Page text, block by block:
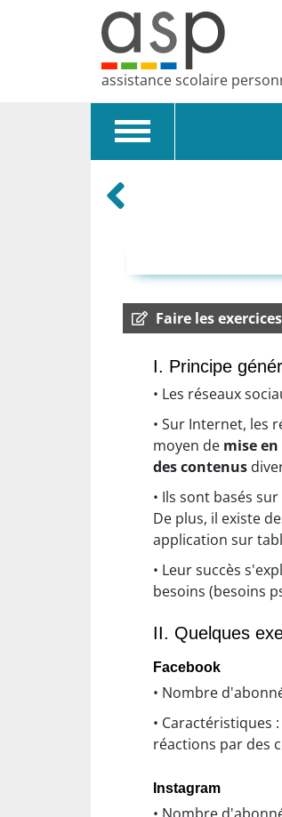
assistance scolaire
Toggle
Faire les exercices
I. Principe
• Les réseaux
• Sur Internet, les
moyen de mise
des contenus
• Ils sont basés
De plus, il existe
application sur
• Leur succès
besoins (besoins
II. Quelques
Facebook
• Nombre
• Caractéristiques
réactions par des
Instagram